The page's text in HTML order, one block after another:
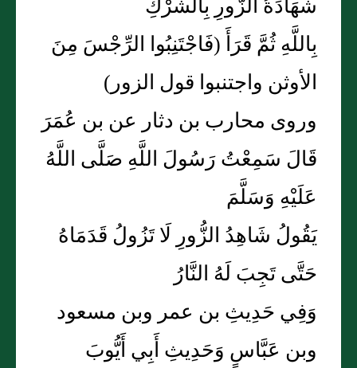
بِاللَّهِ ثُمَّ قَرَأَ (فَاجْتَنِبُوا الرِّجْسَ مِنَ
الأوثن واجتنبوا قول الزور)
وروى محارب بن دثار عن بن عُمَرَ
قَالَ سَمِعْتُ رَسُولَ اللَّهِ صَلَّى اللَّهُ
عَلَيْهِ وَسَلَّمَ
يَقُولُ شَاهِدُ الزُّورِ لَا تَزُولُ قَدَمَاهُ
حَتَّى تَجِبَ لَهُ النَّارُ
وَفِي حَدِيثِ بن عمر وبن مسعود
وبن عَبَّاسٍ وَحَدِيثِ أَبِي أَيُّوبَ